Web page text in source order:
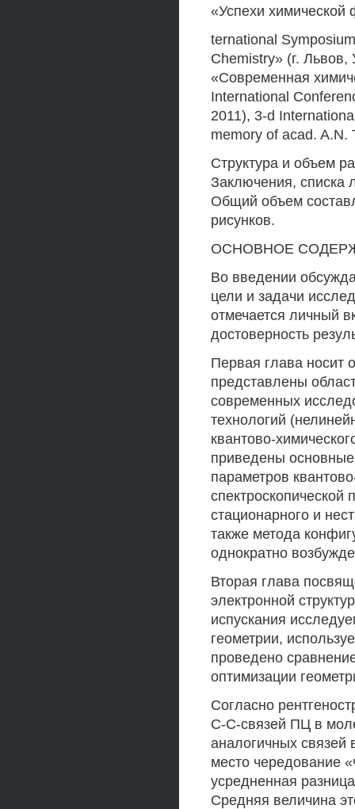
«Успехи химической
ternational
Chemistry» (г.
«Современная
International
2011), 3-d
memory of acad. A.N.
Структура и объем
Заключения, списка
Общий объем
рисунков.
ОСНОВНОЕ
Во введении
цели и задачи
отмечается личный
достоверность
Первая глава носит
представлены
современных
технологий
квантово-
приведены основные
параметров
стационарного и
также метода
однократно
Вторая глава
электронной
испускания
геометрии,
проведено
оптимизации
Согласно
С-С-связей ПЦ в
аналогичных связей
место чередование
усредненная
Средняя величина